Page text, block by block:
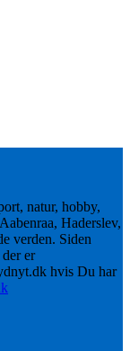
natur, hobby,
Haderslev,
verden. Siden
er
hvis Du har